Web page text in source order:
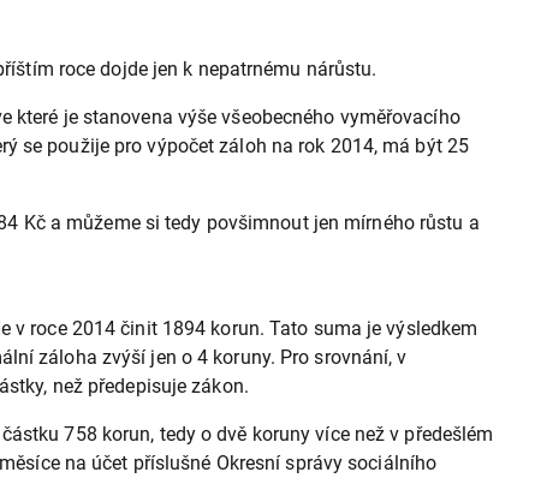
roce dojde jen k nepatrnému nárůstu.
které je stanovena výše všeobecného vyměřovacího
se použije pro výpočet záloh na rok 2014, má být 25
Kč a můžeme si tedy povšimnout jen mírného růstu a
roce 2014 činit 1894 korun. Tato suma je výsledkem
záloha zvýší jen o 4 koruny. Pro srovnání, v
než předepisuje zákon.
758 korun, tedy o dvě koruny více než v předešlém
na účet příslušné Okresní správy sociálního